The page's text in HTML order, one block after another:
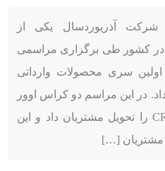
آذریوردسال یکی از
در کشور طی برگزاری مراسمی
در تاریخ 28 فروردین 1404 اولین سری محصولات وارداتی
در این مراسم دو کراس اوور
پرطرفدار هوندا ZR-V و CR-V را تحویل مشتریان داد و این
مشتریان […]